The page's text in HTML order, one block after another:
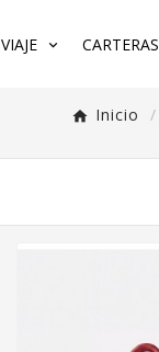
VIAJE CARTERAS
Inicio